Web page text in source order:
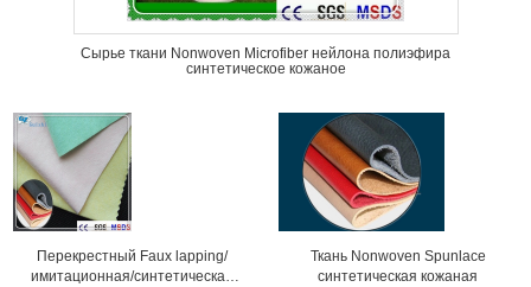
Сырье ткани Nonwoven Microfiber нейлона полиэфира
синтетическое кожаное
Перекрестный Faux lapping/
имитационная/синтетическая
Ткань Nonwoven Spunlace
синтетическая кожаная